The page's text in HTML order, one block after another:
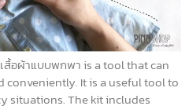
อผ้าแบบพกพา is a tool that can
conveniently. It is a useful tool to
situations. The kit includes